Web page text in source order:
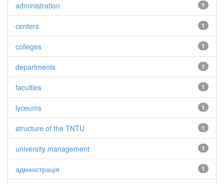
1
administration
1
centers
1
colleges
1
departments
1
faculties
1
lyceums
1
structure of the TNTU
1
university management
1
адміністрація